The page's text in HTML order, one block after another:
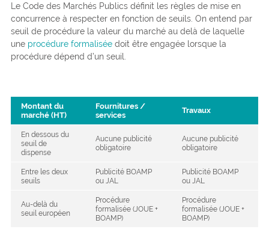
Le Code des Marchés Publics définit les règles de mise en
concurrence à respecter en fonction de seuils. On entend par
seuil de procédure la valeur du marché au delà de laquelle
une procédure formaliséedoit être engagée lorsque la
procédure dépend d’un seuil.
Montant du
marché (HT)
Fournitures /
services
Travaux
En dessous du
seuil de
dispense
Aucune publicité
obligatoire
Aucune publicité
obligatoire
Entre les deux
seuils
Publicité BOAMP
ou JAL
Publicité BOAMP
ou JAL
Au-delà du
seuil européen
Procédure
formalisée (JOUE +
BOAMP)
Procédure
formalisée (JOUE +
BOAMP)